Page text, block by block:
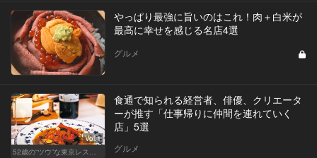
やっぱり最強に旨いのはこれ！肉＋白米が
最高に幸せを感じる名店4選
グルメ
Vol.1
52歳の“ツウ”な東京レストラン
食通で知られる経営者、俳優、クリエータ
ーが推す「仕事帰りに仲間を連れていく
店」5選
グルメ